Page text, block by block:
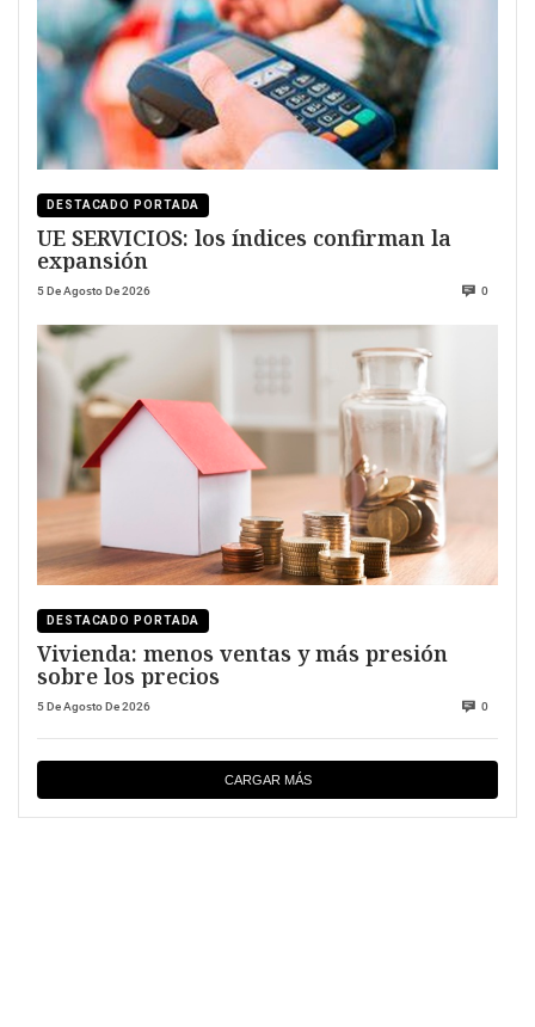
DESTACADO PORTADA
UE SERVICIOS: los índices confirman la
expansión
5 De Agosto De 2026 0
DESTACADO PORTADA
Vivienda: menos ventas y más presión
sobre los precios
5 De Agosto De 2026 0
CARGAR MÁS